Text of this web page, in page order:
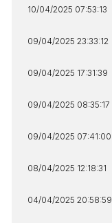
10/04/2025 07:53:13
09/04/2025 23:33:12
09/04/2025 17:31:39
09/04/2025 08:35:17
09/04/2025 07:41:00
08/04/2025 12:18:31
04/04/2025 20:58:59